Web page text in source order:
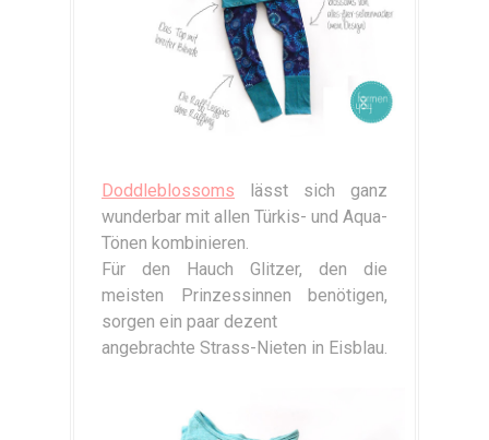
Doddleblossoms lässt sich ganz
wunderbar mit allen Türkis- und Aqua-
Tönen kombinieren.
Für den Hauch Glitzer, den die
meisten Prinzessinnen benötigen,
sorgen ein paar dezent
angebrachte Strass-Nieten in Eisblau.